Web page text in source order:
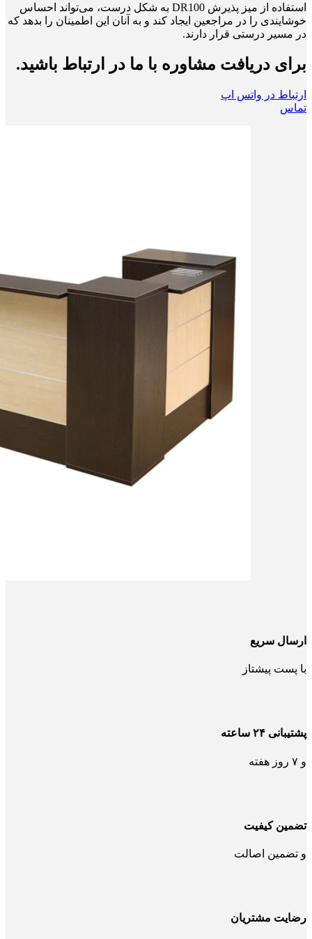
استفاده از میز پذیرش DR100 به شکل درست، می‌تواند احساس
خوشایندی را در مراجعین ایجاد کند و به آنان این اطمینان را بدهد که
در مسیر درستی قرار دارند.
برای دریافت مشاوره با ما در ارتباط باشید.
ارتباط در واتس اپ
تماس
ارسال سریع
با پست پیشتاز
پشتیبانی ۲۴ ساعته
و ۷ روز هفته
تضمین کیفیت
و تضمین اصالت
رضایت مشتریان